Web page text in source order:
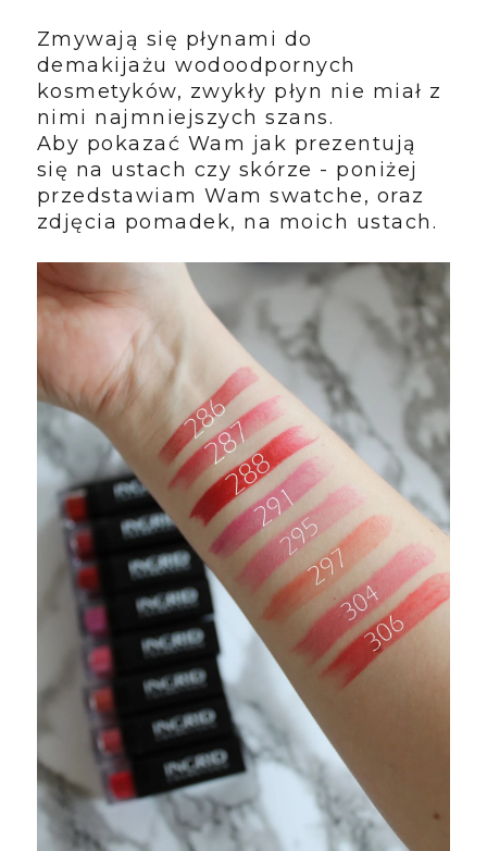
Zmywają się płynami do
demakijażu wodoodpornych
kosmetyków, zwykły płyn nie miał z
nimi najmniejszych szans.
Aby pokazać Wam jak prezentują
się na ustach czy skórze - poniżej
przedstawiam Wam swatche, oraz
zdjęcia pomadek, na moich ustach.